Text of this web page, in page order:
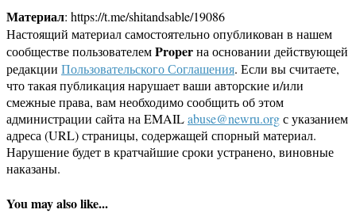
Материал: https://t.me/shitandsable/19086
Настоящий материал самостоятельно опубликован в нашем
сообществе пользователемProperна основании действующей
редакции Пользовательского Соглашения. Если вы считаете,
что такая публикация нарушает ваши авторские и/или
смежные права, вам необходимо сообщить об этом
администрации сайта на EMAILabuse@newru.orgс указанием
адреса (URL) страницы, содержащей спорный материал.
Нарушение будет в кратчайшие сроки устранено, виновные
наказаны.
You may also like...